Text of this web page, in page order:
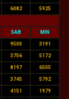
6082 5925
SAB MIN
9500 3191
3756 5172
8197 6505
3745 5792
4151 1979